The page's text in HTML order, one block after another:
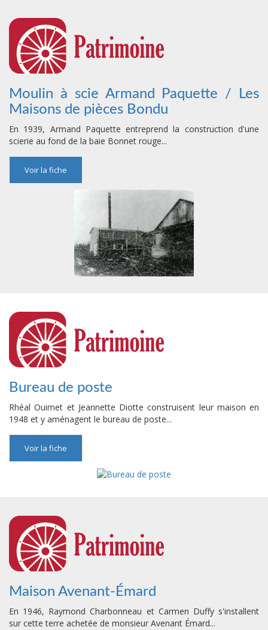
Moulin à scie Armand Paquette / Les
Maisons de pièces Bondu
En 1939, Armand Paquette entreprend la construction d'une
scierie au fond de la baie Bonnet rouge...
Voir la fiche
Bureau de poste
Rhéal Ouimet et Jeannette Diotte construisent leur maison en
1948 et y aménagent le bureau de poste...
Voir la fiche
Maison Avenant-Émard
En 1946, Raymond Charbonneau et Carmen Duffy s'installent
sur cette terre achetée de monsieur Avenant Émard...